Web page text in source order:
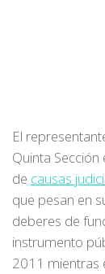
El
Quinta
de causas
que pesan en
deberes de
instrumento
2011 mientras